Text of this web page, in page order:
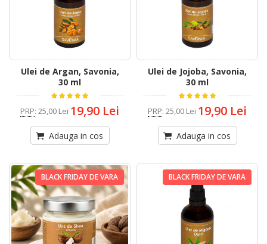
Ulei de Argan, Savonia,
30 ml
PRP: 25,00 Lei 19,90 Lei
Adauga in cos
Ulei de Jojoba, Savonia,
30 ml
PRP: 25,00 Lei 19,90 Lei
Adauga in cos
BLACK FRIDAY DE VARA BLACK FRIDAY DE VARA